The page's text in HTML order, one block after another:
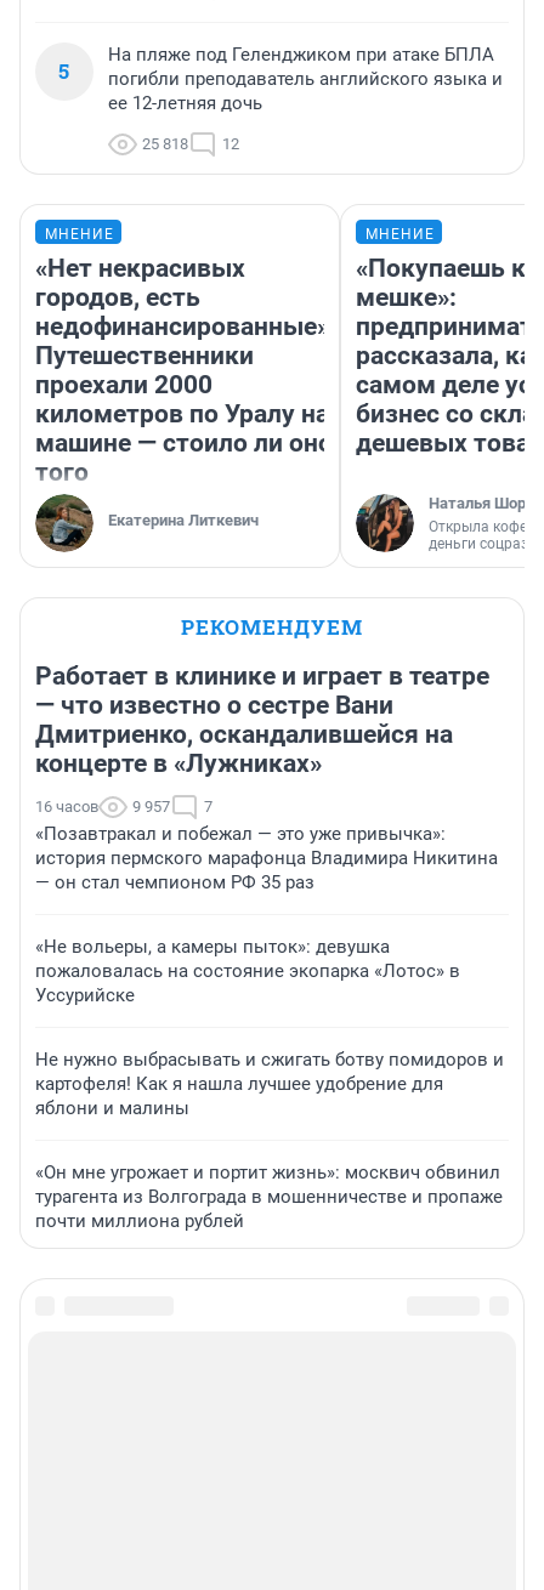
5
На пляже под Геленджиком при атаке БПЛА
погибли преподаватель английского языка и
ее 12-летняя дочь
25 818 12
МНЕНИЕ
«Нет некрасивых
городов, есть
недофинансированные».
Путешественники
проехали 2000
километров по Уралу на
машине — стоило ли оно
того
Екатерина Литкевич
МНЕНИЕ
«Покупаешь
мешке»:
рассказала,
самом деле
бизнес со
дешевых
Наталья
Открыла
деньги
РЕКОМЕНДУЕМ
Работает в клинике и играет в театре
— что известно о сестре Вани
Дмитриенко, оскандалившейся на
концерте в «Лужниках»
16 часов 9 957 7
«Позавтракал и побежал — это уже привычка»:
история пермского марафонца Владимира Никитина
— он стал чемпионом РФ 35 раз
«Не вольеры, а камеры пыток»: девушка
пожаловалась на состояние экопарка «Лотос» в
Уссурийске
Не нужно выбрасывать и сжигать ботву помидоров и
картофеля! Как я нашла лучшее удобрение для
яблони и малины
«Он мне угрожает и портит жизнь»: москвич обвинил
турагента из Волгограда в мошенничестве и пропаже
почти миллиона рублей